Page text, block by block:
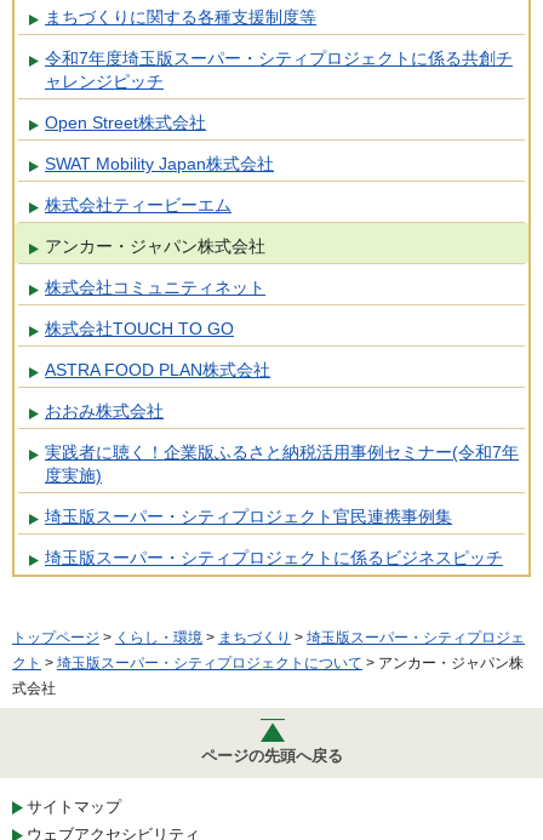
まちづくりに関する各種支援制度等
令和7年度埼玉版スーパー・シティプロジェクトに係る共創チ
ャレンジピッチ
Open Street株式会社
SWAT Mobility Japan株式会社
株式会社ティービーエム
アンカー・ジャパン株式会社
株式会社コミュニティネット
株式会社TOUCH TO GO
ASTRA FOOD PLAN株式会社
おおみ株式会社
実践者に聴く！企業版ふるさと納税活用事例セミナー(令和7年
度実施)
埼玉版スーパー・シティプロジェクト官民連携事例集
埼玉版スーパー・シティプロジェクトに係るビジネスピッチ
トップページ > くらし・環境 > まちづくり > 埼玉版スーパー・シティプロジェ
クト > 埼玉版スーパー・シティプロジェクトについて > アンカー・ジャパン株
式会社
ページの先頭へ戻る
サイトマップ
ウェブアクセシビリティ